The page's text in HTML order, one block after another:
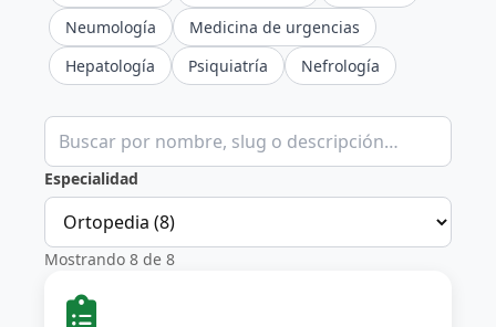
Neumología
Medicina de urgencias
Hepatología
Psiquiatría Nefrología
Buscar calculadoras clínicas
Especialidad
Mostrando 8 de 8